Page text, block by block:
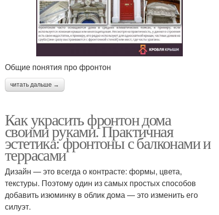
Общие понятия про фронтон
читать дальше →
Как украсить фронтон дома
своими руками. Практичная
эстетика: фронтоны с балконами и
террасами
Дизайн — это всегда о контрасте: формы, цвета,
текстуры. Поэтому один из самых простых способов
добавить изюминку в облик дома — это изменить его
силуэт.